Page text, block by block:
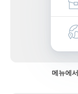
메뉴에